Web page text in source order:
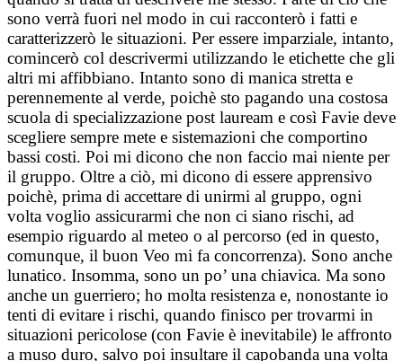
sono verrà fuori nel modo in cui racconterò i fatti e
caratterizzerò le situazioni. Per essere imparziale, intanto,
comincerò col descrivermi utilizzando le etichette che gli
altri mi affibbiano. Intanto sono di manica stretta e
perennemente al verde, poichè sto pagando una costosa
scuola di specializzazione post lauream e così Favie deve
scegliere sempre mete e sistemazioni che comportino
bassi costi. Poi mi dicono che non faccio mai niente per
il gruppo. Oltre a ciò, mi dicono di essere apprensivo
poichè, prima di accettare di unirmi al gruppo, ogni
volta voglio assicurarmi che non ci siano rischi, ad
esempio riguardo al meteo o al percorso (ed in questo,
comunque, il buon Veo mi fa concorrenza). Sono anche
lunatico. Insomma, sono un po’ una chiavica. Ma sono
anche un guerriero; ho molta resistenza e, nonostante io
tenti di evitare i rischi, quando finisco per trovarmi in
situazioni pericolose (con Favie è inevitabile) le affronto
a muso duro, salvo poi insultare il capobanda una volta